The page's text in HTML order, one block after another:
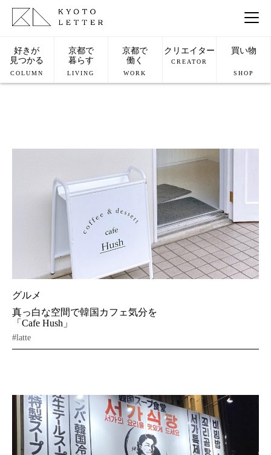
好きが
見つかる
COLUMN
京都で
暮らす
LIVING
京都で
働く
WORK
クリエイター
CREATOR
買い物
SHOP
グルメ
真っ白な空間で韓国カフェ気分を
「Cafe Hush」
#latte